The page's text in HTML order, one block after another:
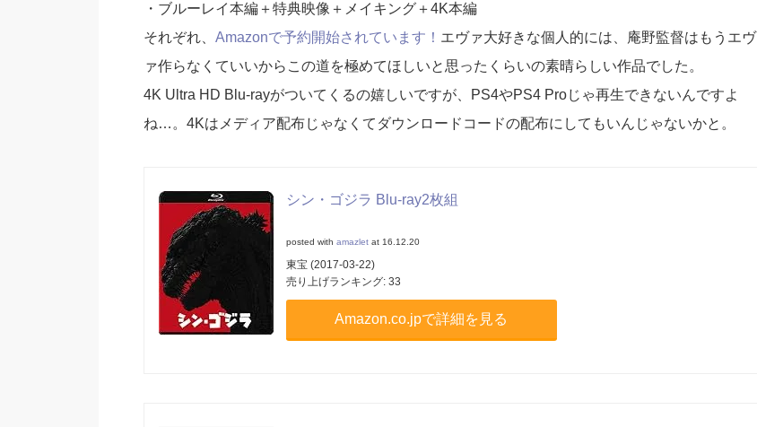
・ブルーレイ本編＋特典映像＋メイキング＋4K本編
それぞれ、 Amazonで予約開始されています！ エヴァ大好きな個人的には、庵野監督はもうエヴ
ァ作らなくていいからこの道を極めてほしいと思ったくらいの素晴らしい作品でした。
4K Ultra HD Blu-rayがついてくるの嬉しいですが、PS4やPS4 Proじゃ再生できないんですよ
ね…。4Kはメディア配布じゃなくてダウンロードコードの配布にしてもいんじゃないかと。
シン・ゴジラ Blu-ray2枚組
posted with amazletat 16.12.20
東宝 (2017-03-22)
売り上げランキング: 33
Amazon.co.jpで詳細を見る